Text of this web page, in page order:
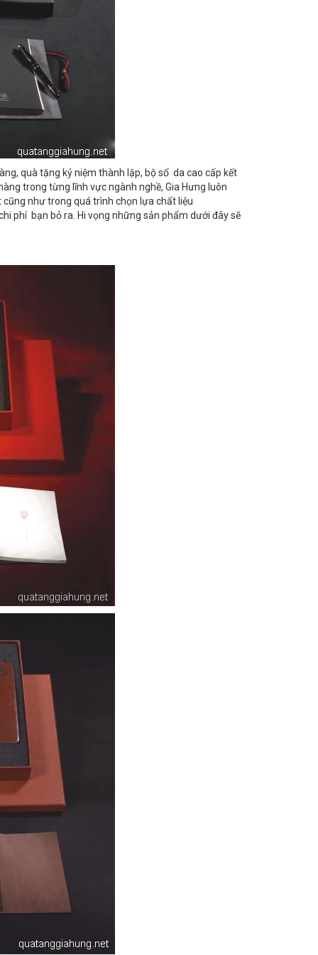
quà tặng kỷ niệm thành lập, bộ sổ da cao cấp kết
trong từng lĩnh vực ngành nghề, Gia Hưng luôn
như trong quá trình chọn lựa chất liệu
phí bạn bỏ ra. Hi vọng những sản phẩm dưới đây sẽ